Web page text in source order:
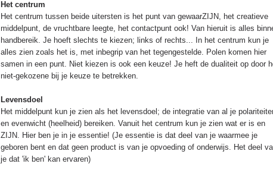
Het centrum
Het centrum tussen beide uitersten is het punt van gewaarZIJN, het creatieve
middelpunt, de vruchtbare leegte, het contactpunt ook! Van hieruit is alles
handbereik. Je hoeft slechts te kiezen; links of rechts... In het centrum kun je
alles zien zoals het is, met inbegrip van het tegengestelde. Polen komen hier
samen in een punt. Niet kiezen is ook een keuze! Je heft de dualiteit op door
niet-gekozene bij je keuze te betrekken.
Levensdoel
Het middelpunt kun je zien als het levensdoel; de integratie van al je
en evenwicht (heelheid) bereiken. Vanuit het centrum kun je zien wat er is en
ZIJN. Hier ben je in je essentie! (Je essentie is dat deel van je waarmee je
geboren bent en dat geen product is van je opvoeding of onderwijs. Het deel
je dat 'ik ben' kan ervaren)